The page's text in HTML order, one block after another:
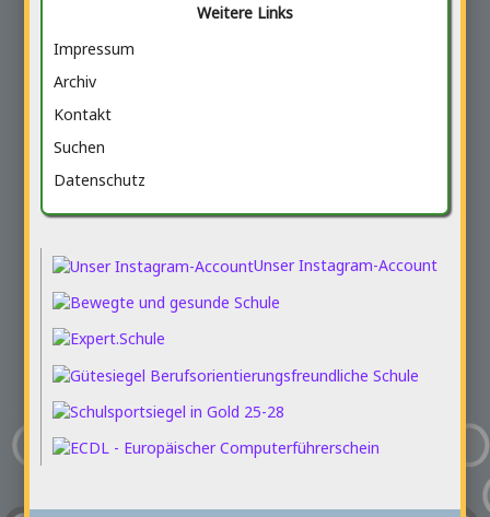
Weitere Links
Impressum
Archiv
Kontakt
Suchen
Datenschutz
Unser Instagram-Account